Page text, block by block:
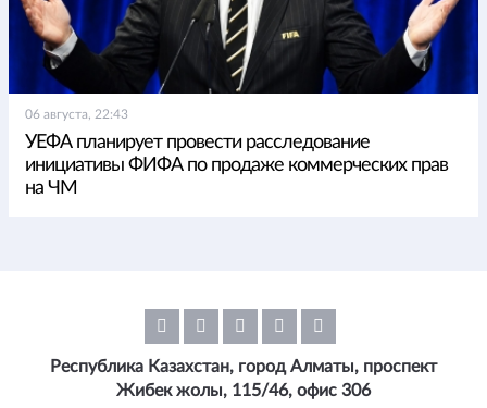
06 августа, 22:43
УЕФА планирует провести расследование
инициативы ФИФА по продаже коммерческих прав
на ЧМ
Республика Казахстан, город Алматы, проспект
Жибек жолы, 115/46, офис 306